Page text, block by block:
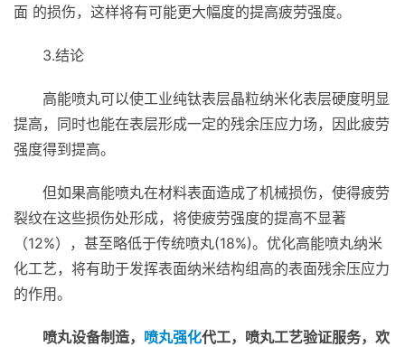
面 的损伤，这样将有可能更大幅度的提高疲劳强度。
3.结论
高能喷丸可以使工业纯钛表层晶粒纳米化表层硬度明显
提高，同时也能在表层形成一定的残余压应力场，因此疲劳
强度得到提高。
但如果高能喷丸在材料表面造成了机械损伤，使得疲劳
裂纹在这些损伤处形成，将使疲劳强度的提高不显著
（12%），甚至略低于传统喷丸(18%)。优化高能喷丸纳米
化工艺，将有助于发挥表面纳米结构组高的表面残余压应力
的作用。
喷丸设备制造， 喷丸强化代工，喷丸工艺验证服务，欢